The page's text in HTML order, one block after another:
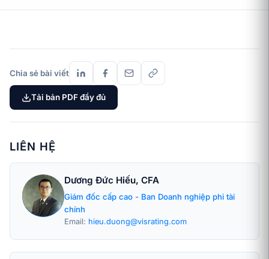
Chia sẻ bài viết
Tải bản PDF đầy đủ
LIÊN HỆ
Dương Đức Hiếu, CFA
Giám đốc cấp cao - Ban Doanh nghiệp phi tài
chính
Email: hieu.duong@visrating.com